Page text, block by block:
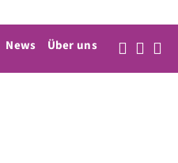
News Über uns